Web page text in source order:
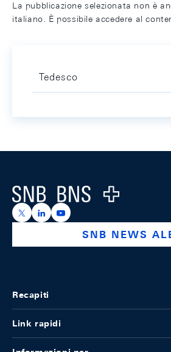
La pubblicazione selezionata non è
italiano. È possibile accedere al
Tedesco
Logo
https://x.com/snb_bns
https://ch.linkedin.com/
https://
SNB NEWS
Recapiti
Link rapidi